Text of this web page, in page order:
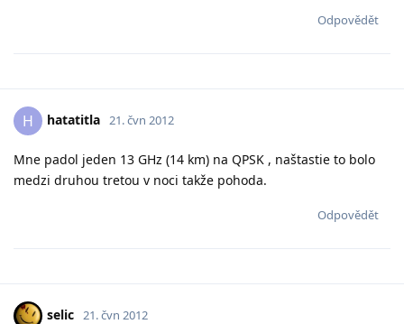
Odpovědět
H hatatitla 21. čvn 2012
Mne padol jeden 13 GHz (14 km) na QPSK , naštastie to bolo
medzi druhou tretou v noci takže pohoda.
Odpovědět
selic 21. čvn 2012